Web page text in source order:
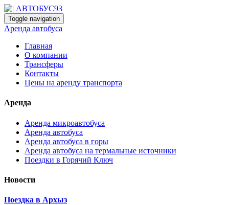
Toggle navigation
Аренда автобуса
Главная
О компании
Трансферы
Контакты
Цены на аренду транспорта
Аренда
Аренда микроавтобуса
Аренда автобуса
Аренда автобуса в горы
Аренда автобуса на термальные источники
Поездки в Горячий Ключ
Новости
Поездка в Архыз